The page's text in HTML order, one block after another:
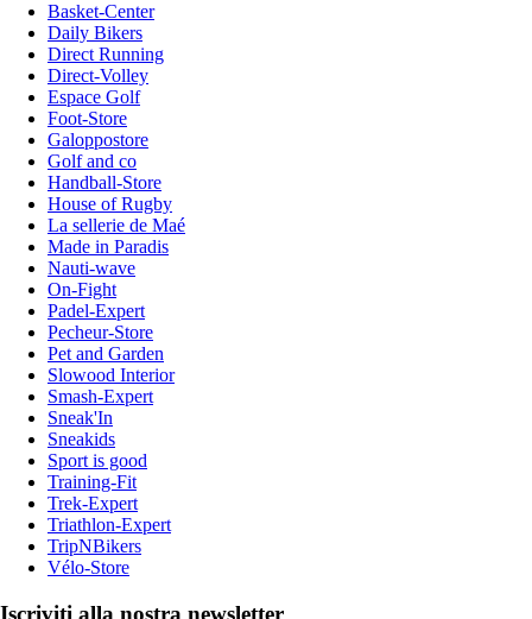
Basket-Center
Daily Bikers
Direct Running
Direct-Volley
Espace Golf
Foot-Store
Galoppostore
Golf and co
Handball-Store
House of Rugby
La sellerie de Maé
Made in Paradis
Nauti-wave
On-Fight
Padel-Expert
Pecheur-Store
Pet and Garden
Slowood Interior
Smash-Expert
Sneak'In
Sneakids
Sport is good
Training-Fit
Trek-Expert
Triathlon-Expert
TripNBikers
Vélo-Store
Iscriviti alla nostra newsletter